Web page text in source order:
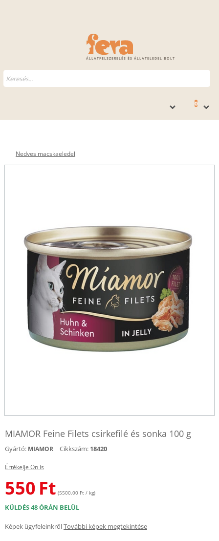
ÁLLATFELSZERELÉS ÉS ÁLLATELEDEL BOLT
0
Nedves macskaeledel
MIAMOR Feine Filets csirkefilé és sonka 100 g
Gyártó: MIAMOR Cikkszám: 18420
Értékelje Ön is
550 Ft (5500.00 Ft / kg)
KÜLDÉS 48 ÓRÁN BELÜL
Képek ügyfeleinkrőlTovábbi képek megtekintése